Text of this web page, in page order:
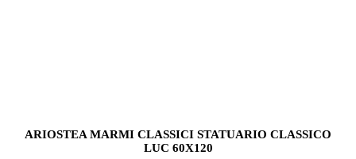
ARIOSTEA MARMI CLASSICI STATUARIO CLASSICO
LUC 60X120